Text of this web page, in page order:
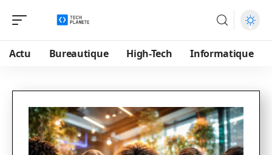
Actu Bureautique High-Tech Informatique